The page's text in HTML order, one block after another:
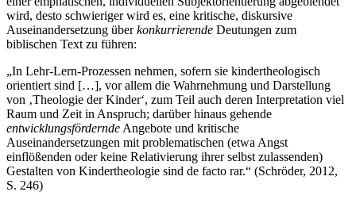
wird, desto schwieriger wird es, eine kritische, diskursive
Auseinandersetzung überkonkurrierende Deutungen zum
biblischen Text zu führen:
„In Lehr-Lern-Prozessen nehmen, sofern sie kindertheologisch
orientiert sind […], vor allem die Wahrnehmung und Darstellung
von ‚Theologie der Kinder‘, zum Teil auch deren Interpretation viel
Raum und Zeit in Anspruch; darüber hinaus gehende
entwicklungsfördernde Angebote und kritische
Auseinandersetzungen mit problematischen (etwa Angst
einflößenden oder keine Relativierung ihrer selbst zulassenden)
Gestalten von Kindertheologie sind de facto rar.“ (Schröder, 2012,
S. 246)